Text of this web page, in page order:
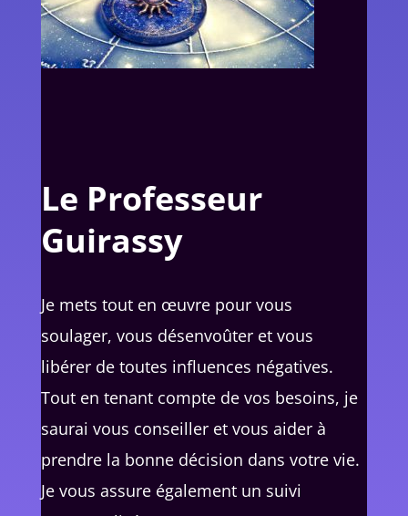
Le Professeur
Guirassy
Je mets tout en œuvre pour vous
soulager, vous désenvoûter et vous
libérer de toutes influences négatives.
Tout en tenant compte de vos besoins, je
saurai vous conseiller et vous aider à
prendre la bonne décision dans votre vie.
Je vous assure également un suivi